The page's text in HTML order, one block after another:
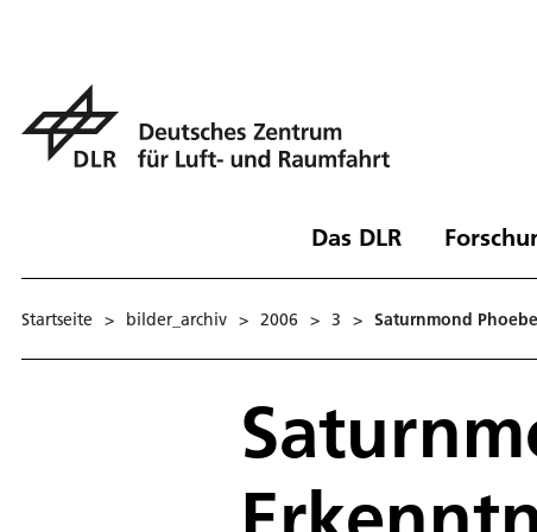
Das DLR
Startseite > bilder_archiv > 2006 > 3 > Saturnmond